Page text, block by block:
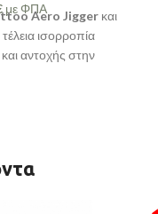
με ΦΠΑAero Jiggerκαι
ισορροπία
αντοχής στην